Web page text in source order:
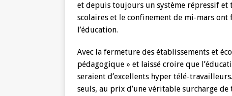
et depuis toujours un système répressif et
scolaires et le confinement de mi-mars ont
l’éducation.
Avec la fermeture des établissements et
pédagogique » et laissé croire que
seraient d’excellents hyper télé-
seuls, au prix d’une véritable surcharge